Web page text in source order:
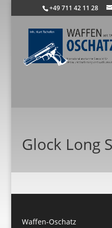
+49 711 42 11 28
Glock Long
Waffen-Oschatz